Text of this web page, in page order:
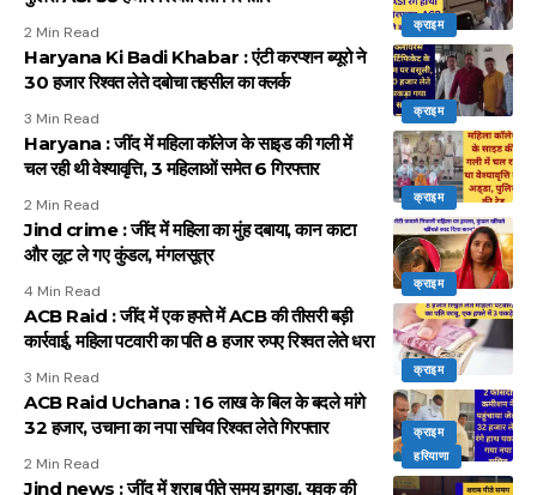
क्राइम
2 Min Read
क्राइम
Haryana Ki Badi Khabar : एंटी करप्शन ब्यूरो ने
30 हजार रिश्वत लेते दबोचा तहसील का क्लर्क
3 Min Read
क्राइम
Haryana : जींद में महिला कॉलेज के साइड की गली में
चल रही थी वेश्यावृत्ति, 3 महिलाओं समेत 6 गिरफ्तार
2 Min Read
क्राइम
Jind crime : जींद में महिला का मुंह दबाया, कान काटा
और लूट ले गए कुंडल, मंगलसूत्र
4 Min Read
क्राइम
ACB Raid : जींद में एक हफ्ते में ACB की तीसरी बड़ी
कार्रवाई, महिला पटवारी का पति 8 हजार रुपए रिश्वत लेते धरा
3 Min Read
क्राइम
हरियाणा
ACB Raid Uchana : 16 लाख के बिल के बदले मांगे
32 हजार, उचाना का नपा सचिव रिश्वत लेते गिरफ्तार
2 Min Read
Jind news : जींद में शराब पीते समय झगड़ा, युवक की